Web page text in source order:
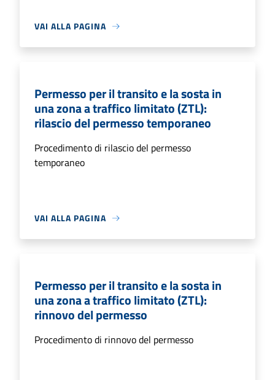
VAI ALLA PAGINA
Permesso per il transito e la sosta in
una zona a traffico limitato (ZTL):
rilascio del permesso temporaneo
Procedimento di rilascio del permesso
temporaneo
VAI ALLA PAGINA
Permesso per il transito e la sosta in
una zona a traffico limitato (ZTL):
rinnovo del permesso
Procedimento di rinnovo del permesso